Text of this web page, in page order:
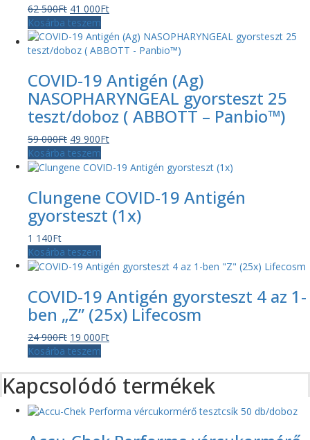
62 500Ft Original
price
was:
62
41 000FtCurrent
is:
41
Kosárba teszem
COVID-19 Antigén (Ag)
NASOPHARYNGEAL gyorsteszt 25
teszt/doboz ( ABBOTT – Panbio™)
59 000Ft Original
price
was:
000Ft.
49 900FtCurrent
is:
900Ft.
Kosárba teszem
Clungene COVID-19 Antigén
gyorsteszt (1x)
1 140Ft
Kosárba teszem
COVID-19 Antigén gyorsteszt 4 az 1-
ben „Z” (25x) Lifecosm
24 900Ft Original
price
24
900Ft.
19 000FtCurrent
19
000Ft.
Kosárba teszem
Kapcsolódó termékek